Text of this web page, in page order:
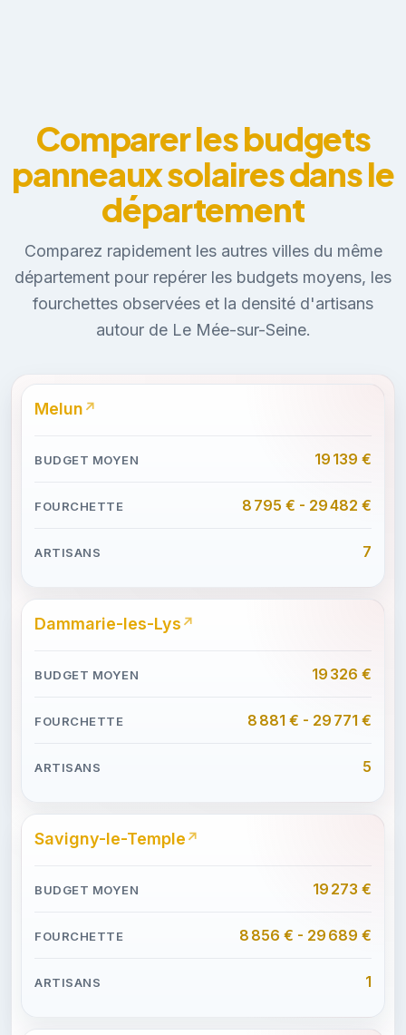
Comparer les budgets
panneaux solaires dans le
département
Comparez rapidement les autres villes du même
département pour repérer les budgets moyens, les
fourchettes observées et la densité d'artisans
autour de Le Mée-sur-Seine.
Melun
19 139 €
8 795 € - 29 482 €
7
Dammarie-les-Lys
19 326 €
8 881 € - 29 771 €
5
Savigny-le-Temple
19 273 €
8 856 € - 29 689 €
1